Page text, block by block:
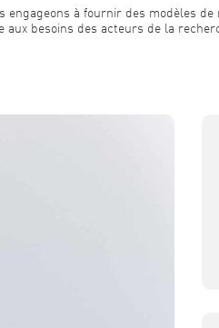
à fournir des modèles
aux besoins des acteurs de la